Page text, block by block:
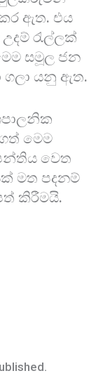
ඇත. එය
රැල්ලක්
සමූල ජන
ගලා යනු ඇත.
මෙම
වෙත
මත පදනම්
කිරීමයි.